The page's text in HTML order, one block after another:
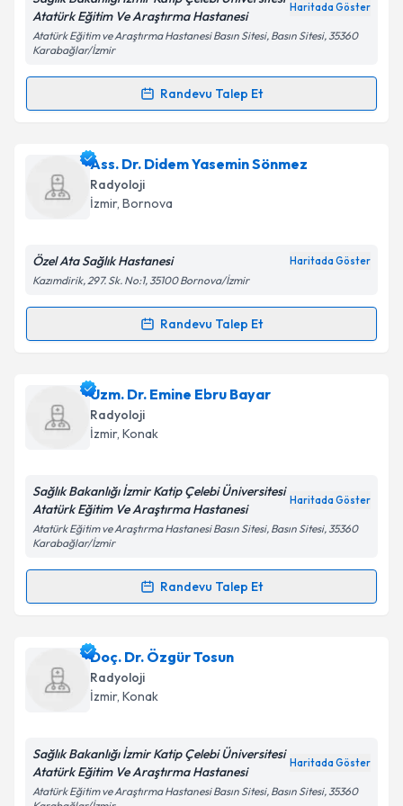
Kişisel verilerimin işlenmesine ilişkin
Metni'ni okudum ve kişisel verilerimin belirtilen
kapsamda işlenmesini kabul ediyorum.
Atatürk Eğitim Ve Araştırma Hastanesi
Haritada Göster
Atatürk Eğitim ve Araştırma Hastanesi Basın Sitesi, Basın Sitesi, 35360
Karabağlar/İzmir
Randevu Talep Et
Randevu Takvimi Talebi
Uzm. Dr. Ali Tunca Keskiniçin randevu takvimi talebi
oluşturun. Size bu uzmandan randevu almanız için bir
takvim hazırlandığında e-posta ile bilgilendireceğiz.
Kişisel verilerimin işlenmesine ilişkin
Metni'ni okudum ve kişisel verilerimin belirtilen
Takvim Talebini Gönder
Ass. Dr. Didem Yasemin Sönmez
Radyoloji
İzmir, Bornova
Özel Ata Sağlık Hastanesi Haritada Göster
Kazımdirik, 297. Sk. No:1, 35100 Bornova/İzmir
Randevu Talep Et
Randevu Takvimi Talebi
Ass. Dr. Didem Yasemin Sönmeziçin randevu
takvimi talebi oluşturun. Size bu uzmandan randevu
almanız için bir takvim hazırlandığında e-posta ile
E-posta Adresiniz
Kişisel verilerimin işlenmesine ilişkinAydınlatma
'ni okudum ve kişisel verilerimin belirtilen
kapsamda işlenmesini kabul ediyorum.
Takvim Talebini Gönder
Uzm. Dr. Emine Ebru Bayar
Radyoloji
İzmir, Konak
Sağlık Bakanlığı İzmir Katip Çelebi Üniversitesi
Atatürk Eğitim Ve Araştırma Hastanesi
Haritada Göster
Atatürk Eğitim ve Araştırma Hastanesi Basın Sitesi, Basın Sitesi, 35360
Karabağlar/İzmir
Randevu Talep Et
Randevu Takvimi Talebi
Uzm. Dr. Emine Ebru Bayariçin randevu takvimi
talebi oluşturun. Size bu uzmandan randevu almanız
için bir takvim hazırlandığında e-posta ile
E-posta Adresiniz
Doç. Dr. Özgür Tosun
Radyoloji
İzmir, Konak
Sağlık Bakanlığı İzmir Katip Çelebi Üniversitesi
Atatürk Eğitim Ve Araştırma Hastanesi
Haritada Göster
Atatürk Eğitim ve Araştırma Hastanesi Basın Sitesi, Basın Sitesi, 35360